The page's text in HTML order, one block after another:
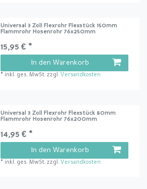
Universal 3 Zoll Flexrohr Flexstück 150mm
Flammrohr Hosenrohr 76x250mm
15,95 € *
In den Warenkorb
* inkl. ges. MwSt. zzgl. Versandkosten
Universal 3 Zoll Flexrohr Flexstück 80mm
Flammrohr Hosenrohr 76x200mm
14,95 € *
In den Warenkorb
* inkl. ges. MwSt. zzgl. Versandkosten